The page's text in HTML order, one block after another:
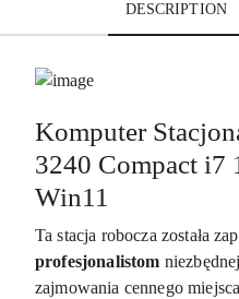
DESCRIPTION
Komputer
3240 Compact i7
Win11
Ta stacja robocza została
profesjonalistom
zajmowania cennego